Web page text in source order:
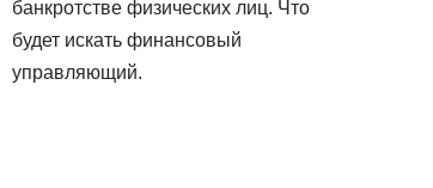
банкротстве физических лиц. Что
будет искать финансовый
управляющий.